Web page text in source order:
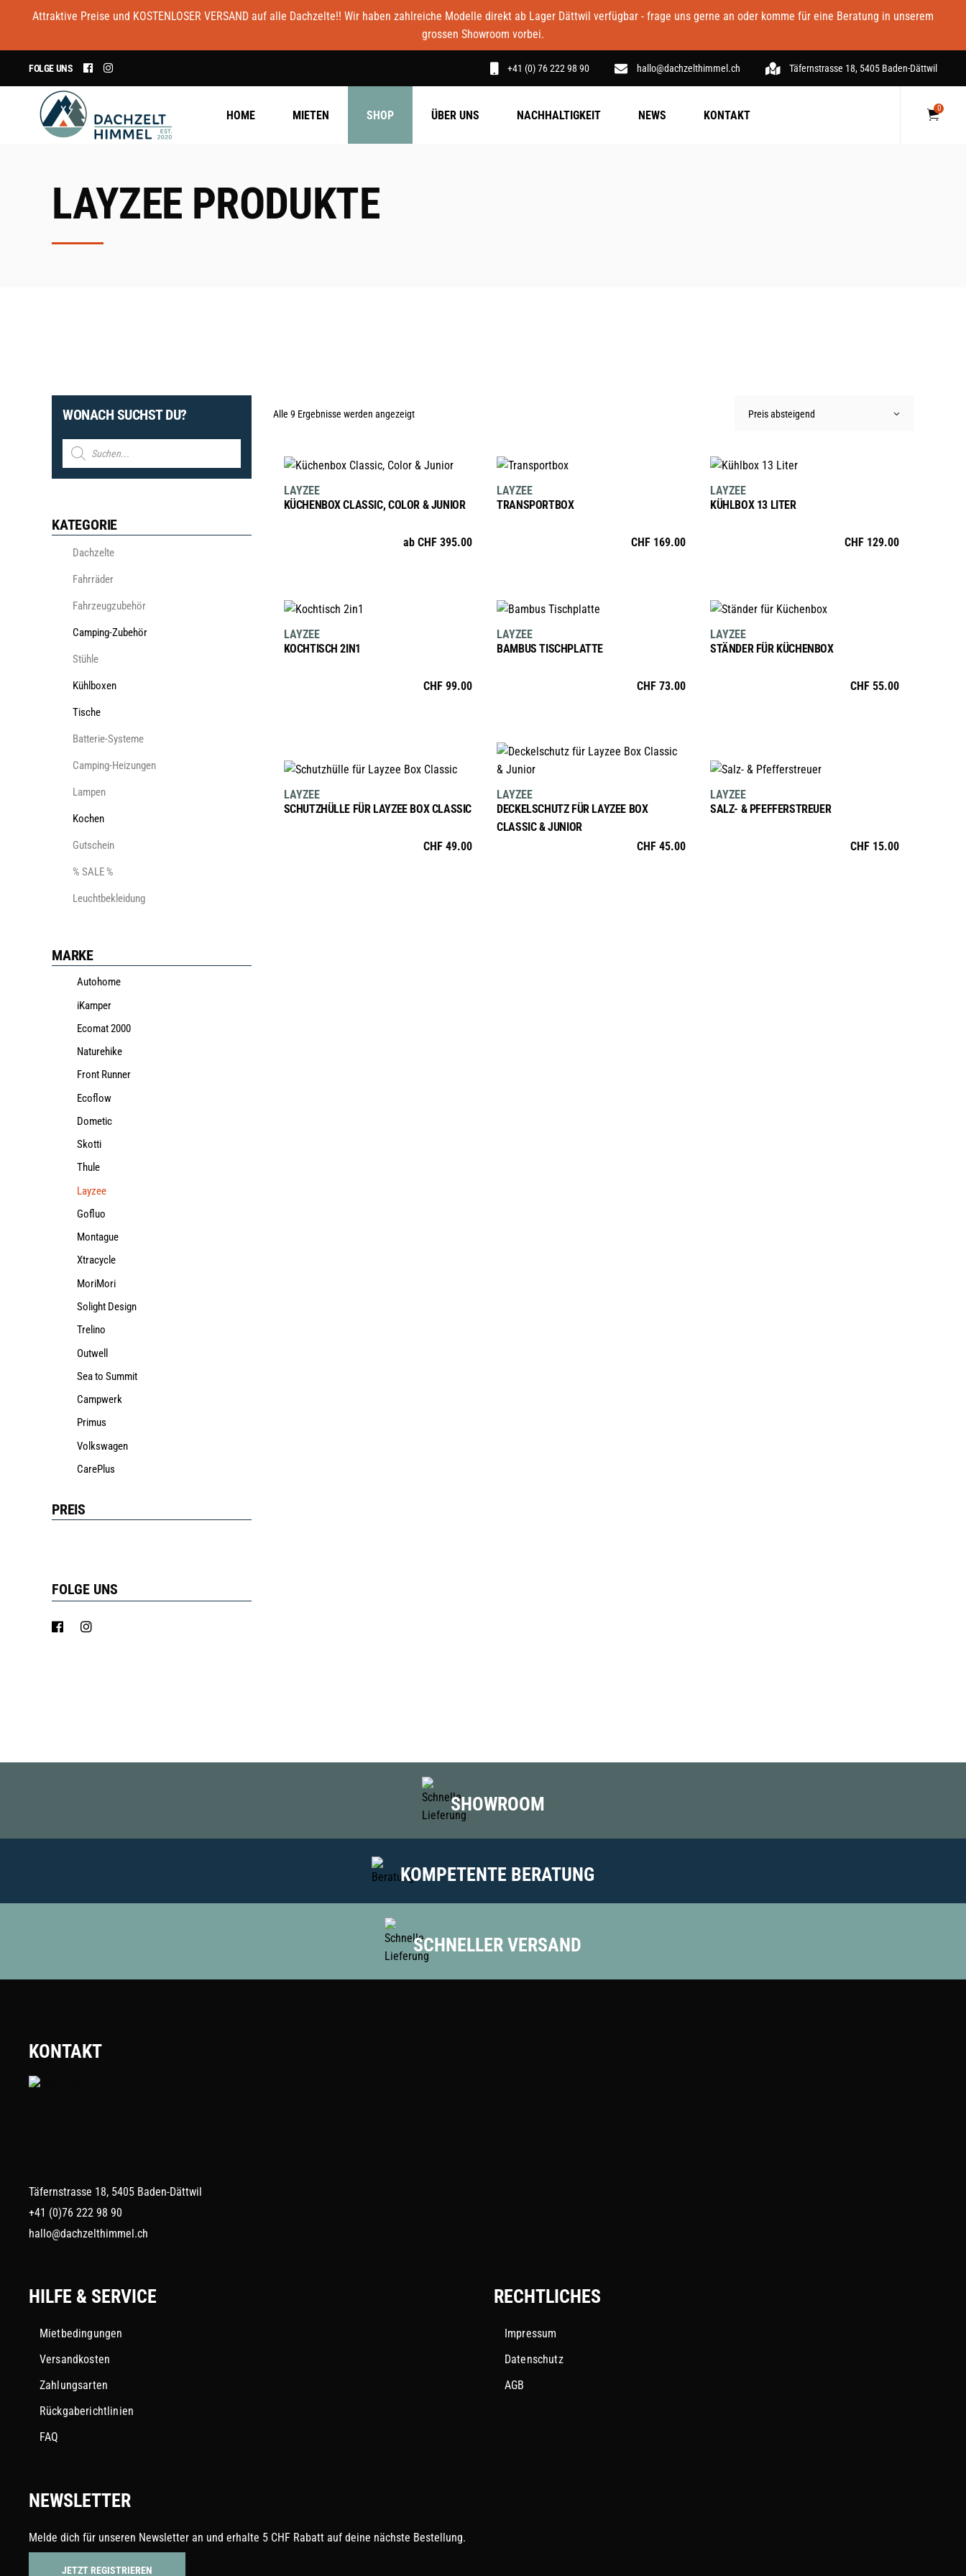
Attraktive Preise und KOSTENLOSER VERSAND auf alle Dachzelte!! Wir haben zahlreiche Modelle direkt ab Lager Dättwil verfügbar - frage uns gerne an oder komme für eine Beratung in unserem
grossen Showroom vorbei.
FOLGE UNS +41 (0) 76 222 98 90 hallo@dachzelthimmel.ch Täfernstrasse 18, 5405 Baden-Dättwil
HOME MIETEN SHOP ÜBER UNS NACHHALTIGKEIT NEWS KONTAKT 0
LAYZEE PRODUKTE
Alle 9 Ergebnisse werden angezeigtNach Preis absteigend
AUSFÜHRUNG WÄHLEN
Dieses
weist
Varianten
KÜCHENBOX CLASSIC, COLOR & JUNIOR
abCHF 395.00
LAYZEE
IN DEN WARENKORB
TRANSPORTBOX
CHF169.00
LAYZEE
AUSFÜHRUNG WÄHLEN
Varianten
können
der
KÜHLBOX 13 LITER
CHF129.00
LAYZEE
IN DEN WARENKORB
KOCHTISCH 2IN1
CHF 99.00
LAYZEE
IN DEN WARENKORB
BAMBUS TISCHPLATTE
CHF73.00
LAYZEE
IN DEN WARENKORB
STÄNDER FÜR KÜCHENBOX
CHF55.00
LAYZEE
IN DEN WARENKORB
SCHUTZHÜLLE FÜR LAYZEE BOX CLASSIC
CHF 49.00
LAYZEE
DECKELSCHUTZ FÜR LAYZEE BOX
CLASSIC & JUNIOR
CHF45.00
LAYZEE
IN DEN WARENKORB
SALZ- & PFEFFERSTREUER
CHF15.00
LAYZEE
WONACH SUCHST DU?
Products
search
KATEGORIE
Dachzelte
Fahrräder
Fahrzeugzubehör
Camping-Zubehör
Stühle
Kühlboxen
Tische
Batterie-Systeme
Camping-Heizungen
Lampen
Kochen
Gutschein
% SALE %
Leuchtbekleidung
MARKE
Autohome
iKamper
Ecomat 2000
Naturehike
Front Runner
Ecoflow
Dometic
Skotti
Thule
Layzee
Gofluo
Montague
Xtracycle
MoriMori
Solight Design
Trelino
Outwell
Sea to Summit
Campwerk
Primus
Volkswagen
CarePlus
PREIS
FOLGE UNS
SHOWROOM
KOMPETENTE BERATUNG
SCHNELLER VERSAND
KONTAKT
Täfernstrasse 18, 5405 Baden-Dättwil
+41 (0)76 222 98 90
hallo@dachzelthimmel.ch
HILFE & SERVICE
Mietbedingungen
Versandkosten
Zahlungsarten
Rückgaberichtlinien
FAQ
RECHTLICHES
Impressum
Datenschutz
AGB
NEWSLETTER
Melde dich für unseren Newsletter an und erhalte 5 CHF Rabatt auf deine nächste Bestellung.
JETZT REGISTRIEREN